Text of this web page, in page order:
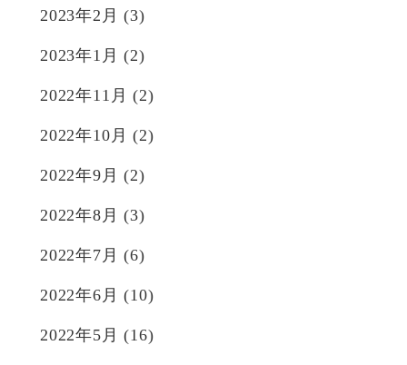
2023年2月 (3)
2023年1月 (2)
2022年11月 (2)
2022年10月 (2)
2022年9月 (2)
2022年8月 (3)
2022年7月 (6)
2022年6月 (10)
2022年5月 (16)